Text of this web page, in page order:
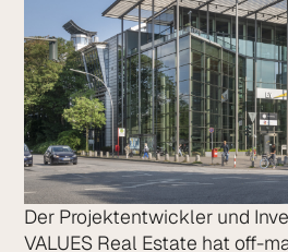
Der Projektentwickler und
VALUES Real Estate hat off-